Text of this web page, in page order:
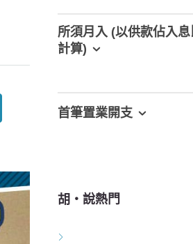
所須月入 (以供款佔入
計算)
首筆置業開支
胡‧說熱門